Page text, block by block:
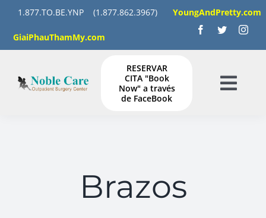
content
1.877.TO.BE.YNP (1.877.862.3967) YoungAndPretty.com
GiaiPhauThamMy.com
RESERVAR
CITA "Book
Now" a través
de FaceBook
Brazos